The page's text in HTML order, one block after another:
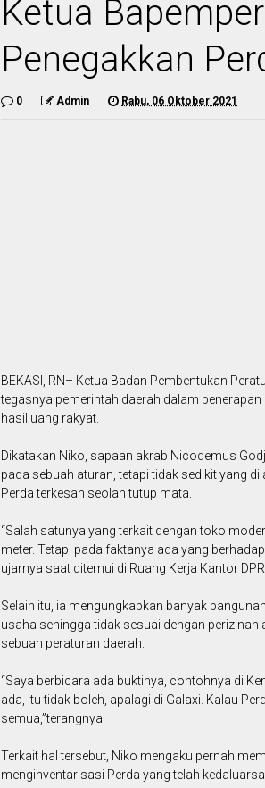
Ketua
Penegakkan
0 Admin Rabu, 06 Oktober 2021
BEKASI, RN– Ketua Badan Pembentukan
tegasnya pemerintah daerah dalam
hasil uang rakyat.
Dikatakan Niko, sapaan akrab Nicodemus
pada sebuah aturan, tetapi tidak sedikit yang
Perda terkesan seolah tutup mata.
“Salah satunya yang terkait dengan toko
meter. Tetapi pada faktanya ada yang
ujarnya saat ditemui di Ruang Kerja Kantor
Selain itu, ia mengungkapkan banyak
usaha sehingga tidak sesuai dengan
sebuah peraturan daerah.
“Saya berbicara ada buktinya, contohnya di
ada, itu tidak boleh, apalagi di Galaxi. Kalau
semua,”terangnya.
Terkait hal tersebut, Niko mengaku pernah
menginventarisasi Perda yang telah